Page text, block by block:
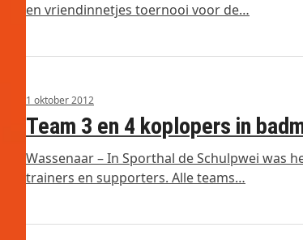
en vriendinnetjes toernooi voor de…
1 oktober 2012
Team 3 en 4 koplopers in
Wassenaar – In Sporthal de Schulpwei was
trainers en supporters. Alle teams…